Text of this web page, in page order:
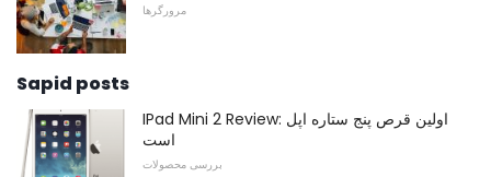
مرورگرها
Sapid posts
IPad Mini 2 Review: اولین قرص پنج ستاره اپل
است
بررسی محصولات